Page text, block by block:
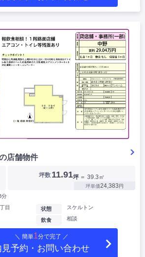
店舗物件
坪数 11.91坪 ＝ 39.3㎡
坪単価24,383円
分
目 状態 スケルトン
飲食 相談
＼ 簡単1分で完了 ／
見予約・お問い合わせ